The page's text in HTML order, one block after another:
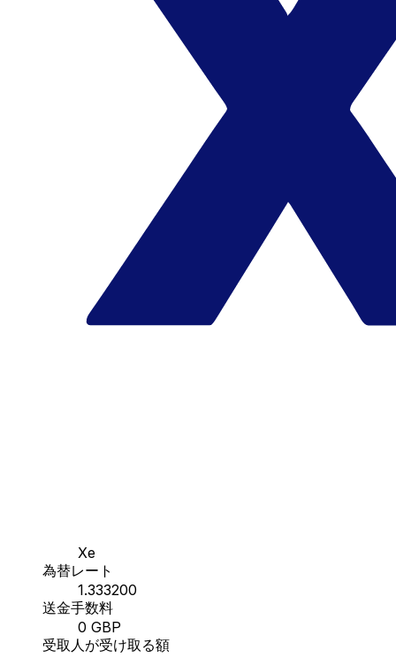
Xe
為替レート
1.333200
送金手数料
0 GBP
受取人が受け取る額